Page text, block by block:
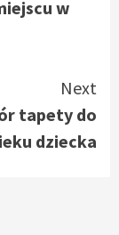
w
Next
tapety do
dziecka